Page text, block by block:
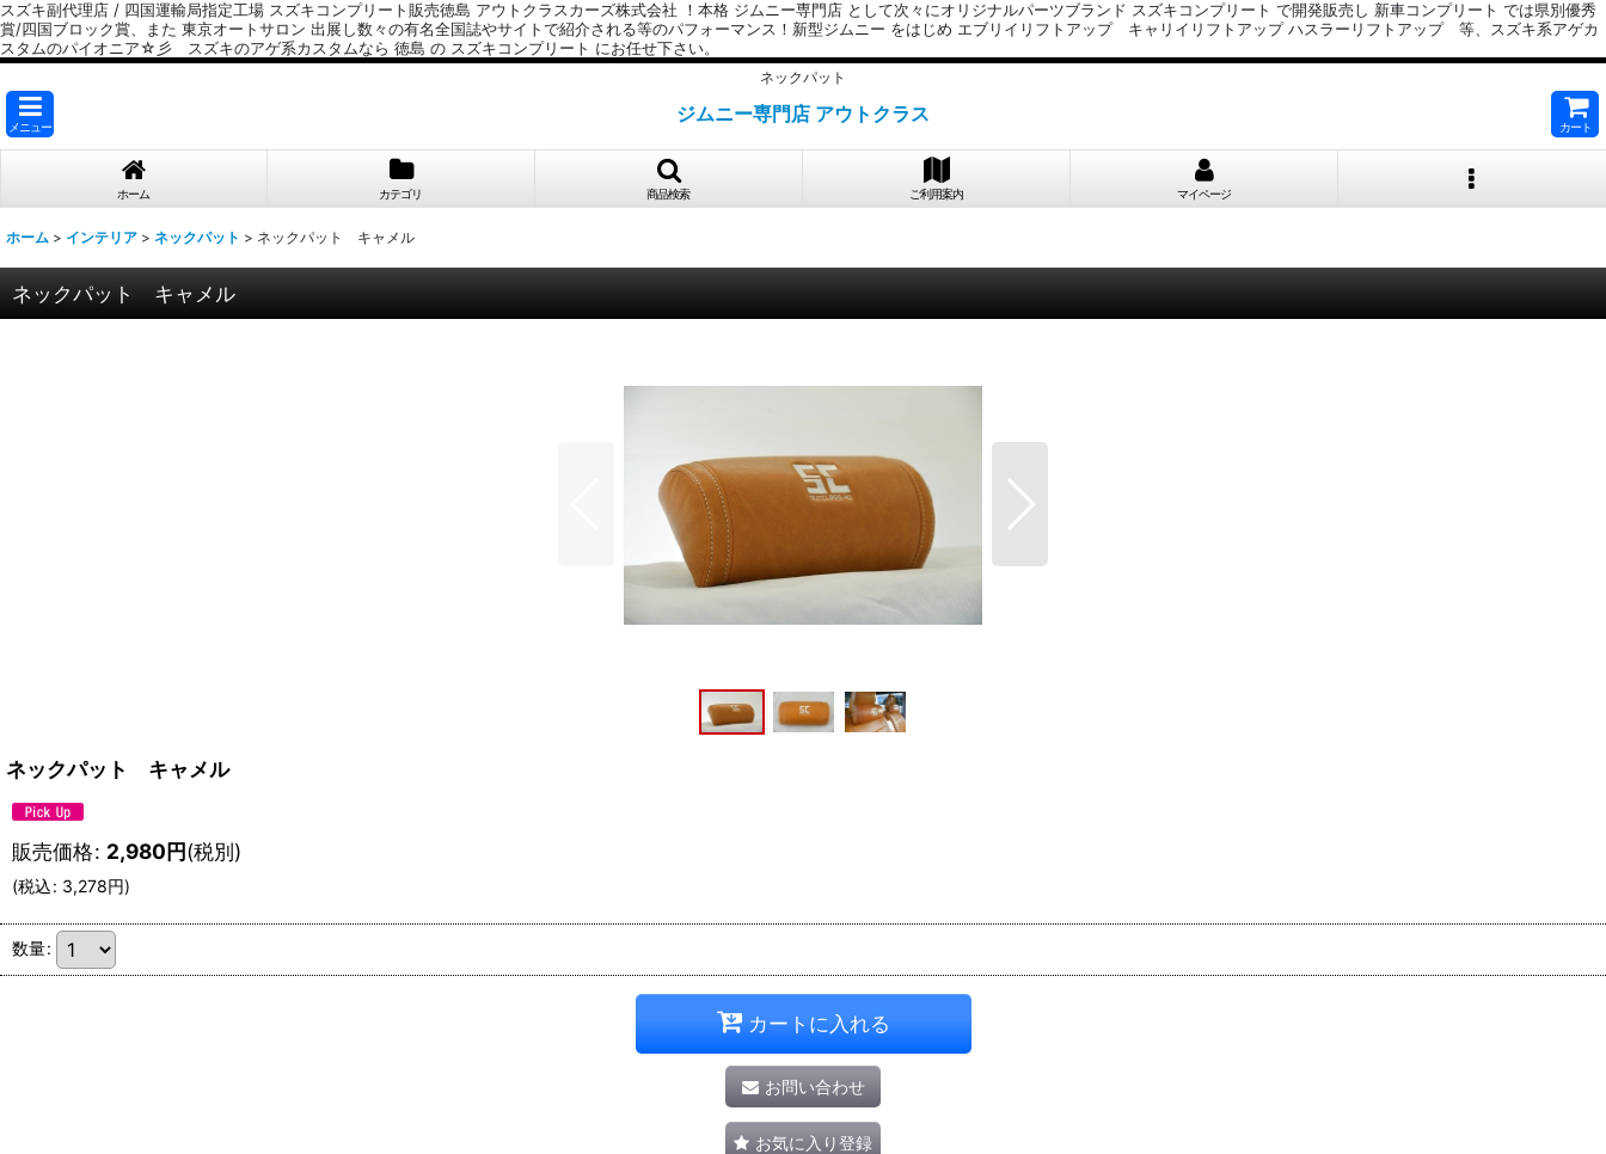
スズキ副代理店 / 四国運輸局指定工場 スズキコンプリート販売徳島 アウトクラスカーズ株式会社 ！本格 ジムニー専門店 として次々にオリジナルパーツブランド スズキコンプリート で開発販売し 新車コンプリート では県別優秀
賞/四国ブロック賞、また 東京オートサロン 出展し数々の有名全国誌やサイトで紹介される等のパフォーマンス！新型ジムニー をはじめ エブリイリフトアップ キャリイリフトアップ ハスラーリフトアップ 等、スズキ系アゲカ
スタムのパイオニア☆彡 スズキのアゲ系カスタムなら 徳島 の スズキコンプリート にお任せ下さい。
ネックパット
メニュー
ジムニー専門店 アウトクラス
カート
ホーム カテゴリ 商品検索 ご利用案内 マイページ
ホーム > インテリア > ネックパット > ネックパット キャメル
ネックパット キャメル
ネックパット キャメル
販売価格: 2,980円(税別)
(税込: 3,278円)
数量:
カートに入れる
お問い合わせ
お気に入り登録